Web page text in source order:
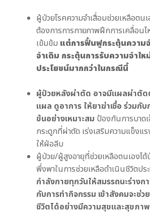
ผู้ป่วยโรคความจำเสื่อมช่วยเหลือตนเ
ต้องการการกายภาพฝึกการเคลื่อนไ
เข้มข้ม แต่การฟื้นฟูกระตุ้นความ
จำเดิม กระตุ้นการรับความจำใ
ประโยชน์มากกว่าในกรณีนี้
ผู้ป่วยหลังผ่าตัด อาจมีแผลผ่าตัด
แผล ดูอาการ ให้ยาฆ่าเชื้อ ร่วมกั
ข้นอย่างเหมาะสม ป้องกันการบาด
กระดูกที่ผ่าตัด เร่งเสริมความแข็งแ
ให้ฝ่อลีบ
ผู้ป่วย/ผู้สูงอายุที่ช่วยเหลือตนเองไ
พึ่งพาในการช่วยเหลือดำเนินชีวิตปร
กำลังกายทุกวันให้สมรรถนะร่างก
กับการทำกิจกรรม เข้าสังคมจะช่
ชีวิตได้อย่างมีความสุขและสุขภา